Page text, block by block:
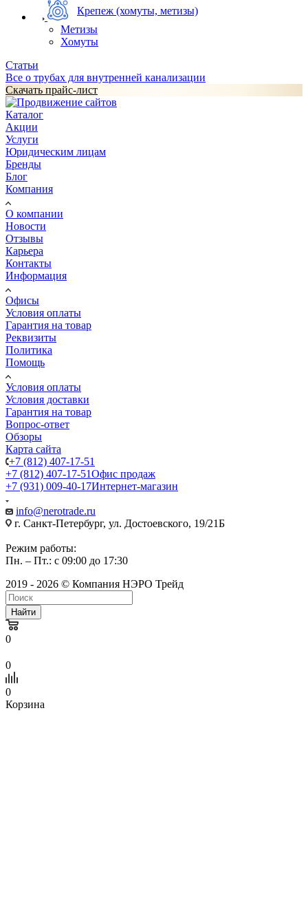
Крепеж (хомуты, метизы)
Метизы
Хомуты
Статьи
Все о трубах для внутренней канализации
Скачать прайс-лист
Каталог
Акции
Услуги
Юридическим лицам
Бренды
Блог
Компания
О компании
Новости
Отзывы
Карьера
Контакты
Информация
Офисы
Условия оплаты
Гарантия на товар
Реквизиты
Политика
Помощь
Условия оплаты
Условия доставки
Гарантия на товар
Вопрос-ответ
Обзоры
Карта сайта
+7 (812) 407-17-51
+7 (812) 407-17-51Офис продаж
+7 (931) 009-40-17Интернет-магазин
info@nerotrade.ru
г. Санкт-Петербург, ул. Достоевского, 19/21Б
Режим работы:
Пн. – Пт.: с 09:00 до 17:30
2019 - 2026 © Компания НЭРО Трейд
Найти
0
0
0
Корзина